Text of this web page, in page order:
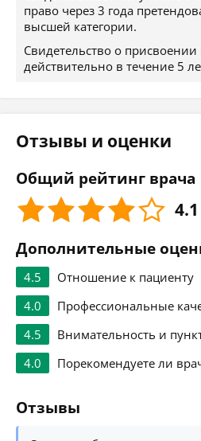
право через 3 года
высшей категории.
Свидетельство о присвоении
действительно в течение 5
Отзывы и оценки
Общий рейтинг врача
4.1
Дополнительные
4.5
Отношение к пациенту
4.0
Профессиональные
4.5
Внимательность и
4.0
Порекомендуете ли
Отзывы